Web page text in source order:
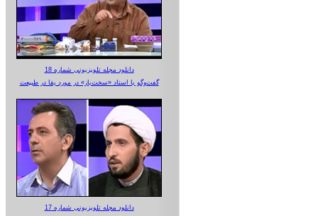
دانلود مجله تلویزیونی شماره 18
گفت‌وگو با استاد «سخت‌باز» در مورد بقا در طبیعت
دانلود مجله تلویزیونی شماره 17